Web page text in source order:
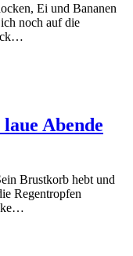
Ei und Bananen
noch auf die
Abende
Brustkorb hebt und
Regentropfen